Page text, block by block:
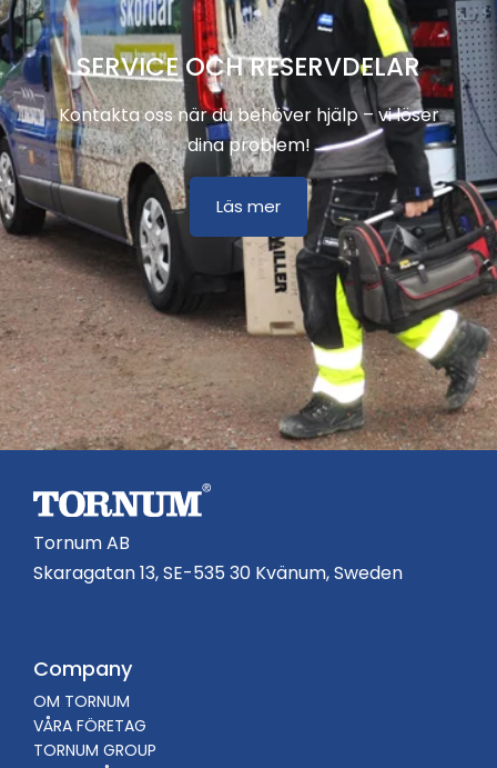
SERVICE OCH RESERVDELAR
Kontakta oss när du behöver hjälp – vi löser
dina problem!
Läs mer
Tornum AB
Skaragatan 13, SE-535 30 Kvänum, Sweden
Company
OM TORNUM
VÅRA FÖRETAG
TORNUM GROUP